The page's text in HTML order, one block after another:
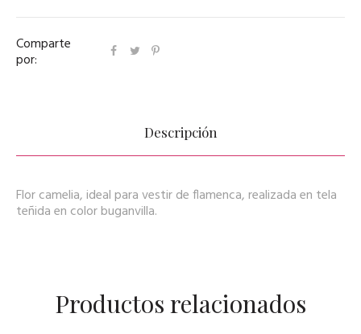
Comparte
por:
Descripción
Flor camelia, ideal para vestir de flamenca, realizada en tela
teñida en color buganvilla.
Productos relacionados